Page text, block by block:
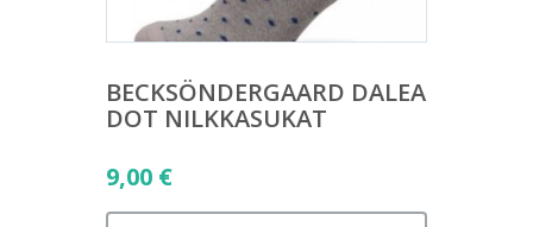
BECKSÖNDERGAARD DALEA
DOT NILKKASUKAT
9,00 €